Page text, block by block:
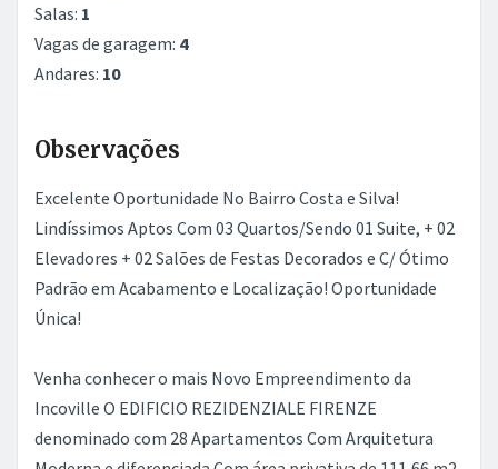
Salas: 1
Vagas de garagem: 4
Andares: 10
Observações
Excelente Oportunidade No Bairro Costa e Silva!
Lindíssimos Aptos Com 03 Quartos/Sendo 01 Suite, + 02
Elevadores + 02 Salões de Festas Decorados e C/ Ótimo
Padrão em Acabamento e Localização! Oportunidade
Única!
Venha conhecer o mais Novo Empreendimento da
Incoville O EDIFICIO REZIDENZIALE FIRENZE
denominado com 28 Apartamentos Com Arquitetura